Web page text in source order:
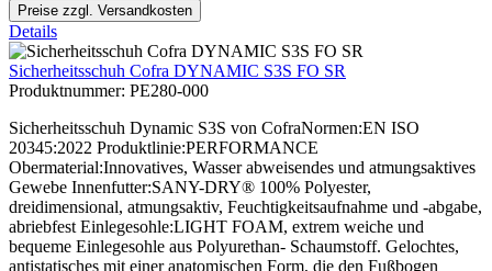
Preise zzgl. Versandkosten
Details
Sicherheitsschuh Cofra DYNAMIC S3S FO SR
Produktnummer: PE280-000
Sicherheitsschuh Dynamic S3S von CofraNormen:EN ISO
20345:2022 Produktlinie:PERFORMANCE
Obermaterial:Innovatives, Wasser abweisendes und atmungsaktives
Gewebe Innenfutter:SANY-DRY® 100% Polyester,
dreidimensional, atmungsaktiv, Feuchtigkeitsaufnahme und -abgabe,
abriebfest Einlegesohle:LIGHT FOAM, extrem weiche und
bequeme Einlegesohle aus Polyurethan- Schaumstoff. Gelochtes,
antistatisches mit einer anatomischen Form, die den Fußbogen